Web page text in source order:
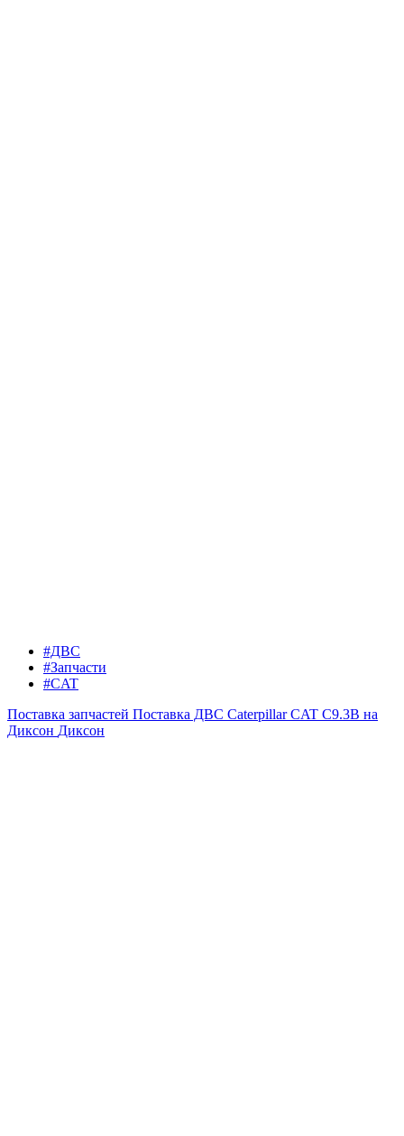
#ДВС
#Запчасти
#CAT
Поставка запчастей Поставка ДВС Caterpillar CAT C9.3B на
Диксон Диксон